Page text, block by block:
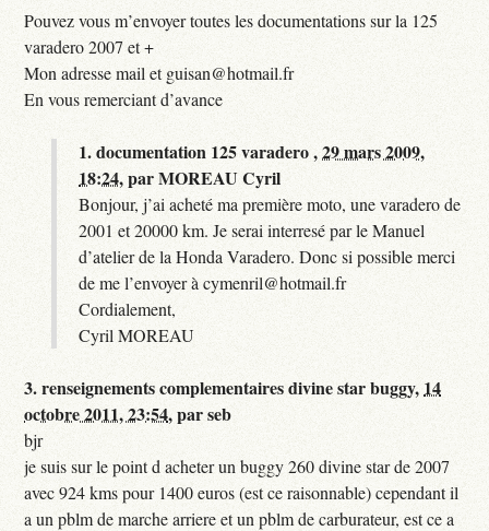
Pouvez vous m’envoyer toutes les documentations sur la 125
varadero 2007 et +
Mon adresse mail et guisan@hotmail.fr
En vous remerciant d’avance
1.documentation 125 varadero ,29 mars 2009,
18:24,parMOREAU Cyril
Bonjour, j’ai acheté ma première moto, une varadero de
2001 et 20000 km. Je serai interresé par le Manuel
d’atelier de la Honda Varadero. Donc si possible merci
de me l’envoyer à cymenril@hotmail.fr
Cordialement,
Cyril MOREAU
3.renseignements complementaires divine star buggy, 14
octobre 2011, 23:54,parseb
bjr
je suis sur le point d acheter un buggy 260 divine star de 2007
avec 924 kms pour 1400 euros (est ce raisonnable) cependant il
a un pblm de marche arriere et un pblm de carburateur, est ce a